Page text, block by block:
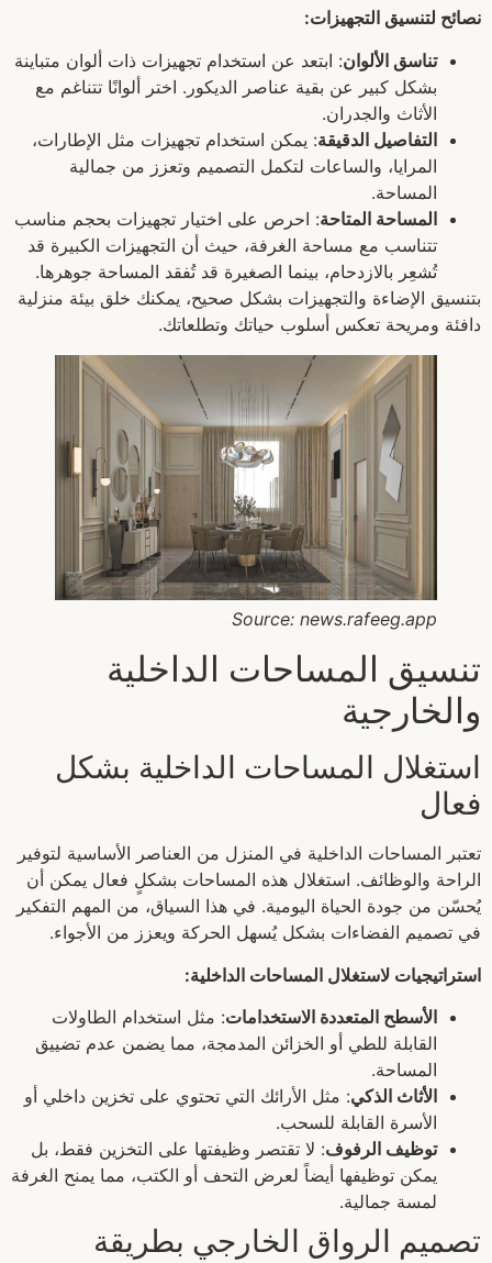
نصائح لتنسيق التجهيزات:
تناسق الألوان: ابتعد عن استخدام تجهيزات ذات ألوان متباينة
بشكل كبير عن بقية عناصر الديكور. اختر ألوانًا تتناغم مع
الأثاث والجدران.
التفاصيل الدقيقة: يمكن استخدام تجهيزات مثل الإطارات،
المرايا، والساعات لتكمل التصميم وتعزز من جمالية
المساحة.
المساحة المتاحة: احرص على اختيار تجهيزات بحجم مناسب
تتناسب مع مساحة الغرفة، حيث أن التجهيزات الكبيرة قد
تُشعِر بالازدحام، بينما الصغيرة قد تُفقد المساحة جوهرها.
بتنسيق الإضاءة والتجهيزات بشكل صحيح، يمكنك خلق بيئة منزلية
دافئة ومريحة تعكس أسلوب حياتك وتطلعاتك.
Source: news.rafeeg.app
تنسيق المساحات الداخلية
والخارجية
استغلال المساحات الداخلية بشكل
فعال
تعتبر المساحات الداخلية في المنزل من العناصر الأساسية لتوفير
الراحة والوظائف. استغلال هذه المساحات بشكلٍ فعال يمكن أن
يُحسّن من جودة الحياة اليومية. في هذا السياق، من المهم التفكير
في تصميم الفضاءات بشكل يُسهل الحركة ويعزز من الأجواء.
استراتيجيات لاستغلال المساحات الداخلية:
الأسطح المتعددة الاستخدامات: مثل استخدام الطاولات
القابلة للطي أو الخزائن المدمجة، مما يضمن عدم تضييق
المساحة.
الأثاث الذكي: مثل الأرائك التي تحتوي على تخزين داخلي أو
الأسرة القابلة للسحب.
توظيف الرفوف: لا تقتصر وظيفتها على التخزين فقط، بل
يمكن توظيفها أيضاً لعرض التحف أو الكتب، مما يمنح الغرفة
لمسة جمالية.
تصميم الرواق الخارجي بطريقة